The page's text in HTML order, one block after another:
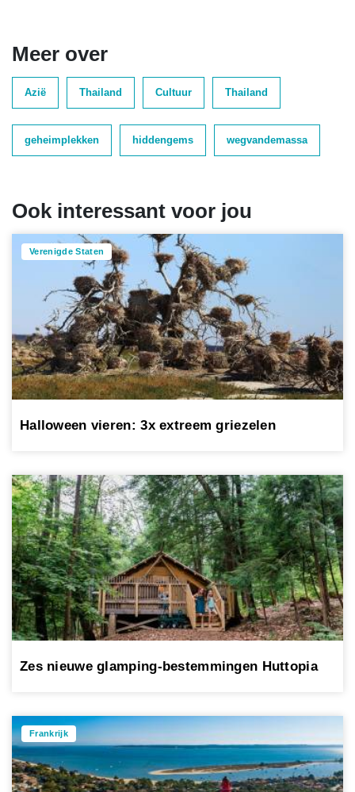
Meer over
Azië Thailand Cultuur Thailand
geheimplekken hiddengems wegvandemassa
Ook interessant voor jou
Verenigde Staten
Halloween vieren: 3x extreem griezelen
Zes nieuwe glamping-bestemmingen Huttopia
Frankrijk